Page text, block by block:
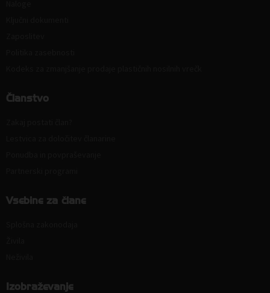
Članstvo
Vsebine za člane
Izobraževanje